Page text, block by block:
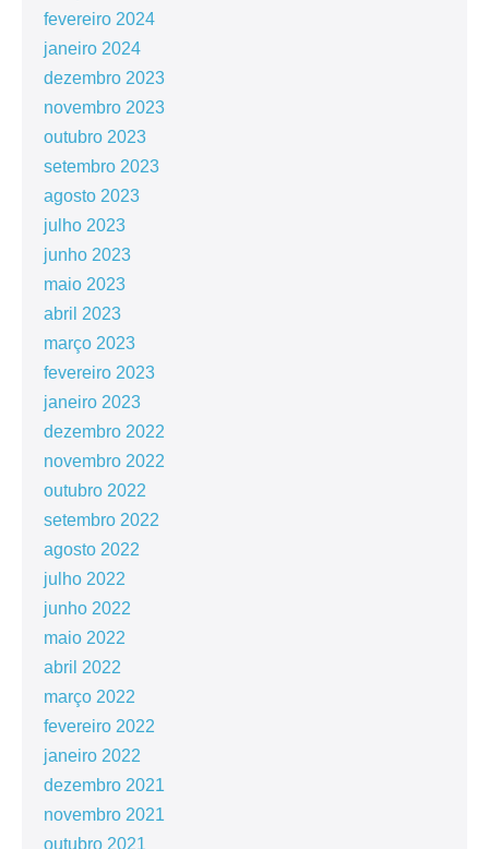
fevereiro 2024
janeiro 2024
dezembro 2023
novembro 2023
outubro 2023
setembro 2023
agosto 2023
julho 2023
junho 2023
maio 2023
abril 2023
março 2023
fevereiro 2023
janeiro 2023
dezembro 2022
novembro 2022
outubro 2022
setembro 2022
agosto 2022
julho 2022
junho 2022
maio 2022
abril 2022
março 2022
fevereiro 2022
janeiro 2022
dezembro 2021
novembro 2021
outubro 2021